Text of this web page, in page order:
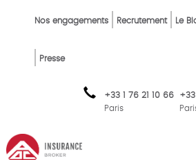
Top
FR
Nos engagements Recrutement Le
Presse
+33 1 76 21 10 66
Paris